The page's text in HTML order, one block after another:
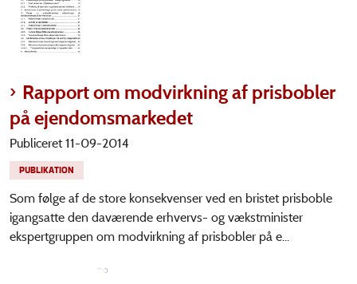
Rapport om modvirkning af prisbobler
på ejendomsmarkedet
Publiceret 11-09-2014
PUBLIKATION
Som følge af de store konsekvenser ved en bristet prisboble
igangsatte den daværende erhvervs- og vækstminister
ekspertgruppen om modvirkning af prisbobler på e...